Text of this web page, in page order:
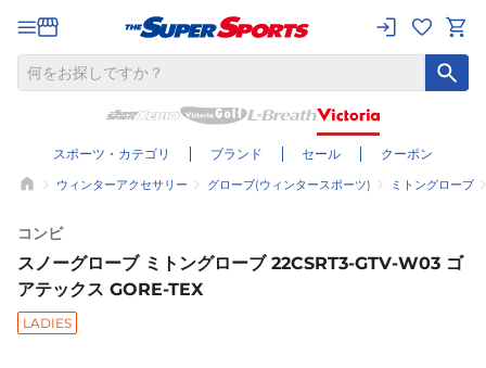
スポーツ・カテゴリ ブランド セール クーポン
ウィンターアクセサリー グローブ(ウィンタースポーツ) ミトングローブ
コンビ
スノーグローブ ミトングローブ 22CSRT3-GTV-W03 ゴ
アテックス GORE-TEX
LADIES